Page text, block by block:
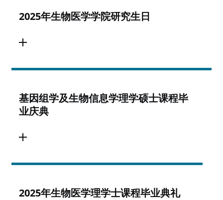
2025年生物医学学院研究生日
基因组学及生物信息学理学硕士课程毕
业庆典
2025年生物医学理学士课程毕业典礼